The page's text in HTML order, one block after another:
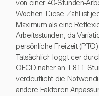
von einer 40-Stunden-
Wochen. Diese Zahl ist
Maximum als eine
Arbeitsstunden, da
persönliche Freizeit
Tatsächlich loggt der
OECD näher an 1.811
verdeutlicht die
andere Faktoren